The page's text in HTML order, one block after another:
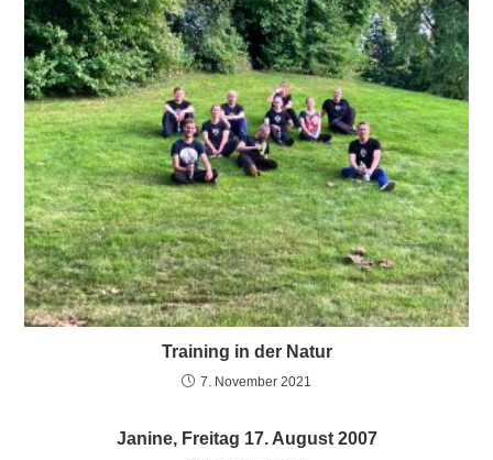
Training in der Natur
7. November 2021
Janine, Freitag 17. August 2007